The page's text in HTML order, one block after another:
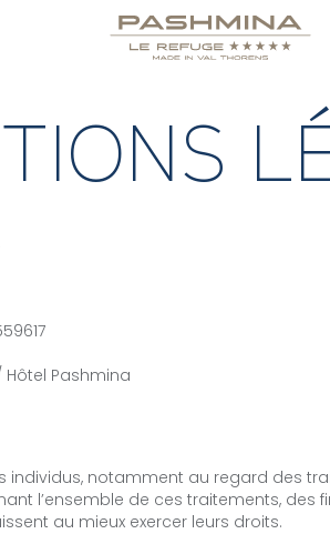
Hôtel Pashmina
individus, notamment au regard
l’ensemble de ces traitements,
au mieux exercer leurs droits.